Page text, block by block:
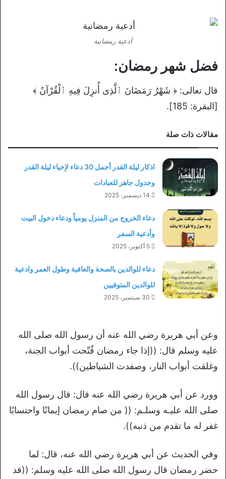
أدعية رمضانية
فضل شهر رمضان:
قال تعالى: ﴿ شَهْرُ رَمَضَانَ ٱلَّذِى أُنزِلَ فِيهِ ٱلْقُرْآنُ ﴾
[البقرة: 185].
مقالات ذات صلة
اذكار ليلة القدر أجمل 30 دعاء لإحياء ليلة القدر
وجدول جاهز للعبادات
14 ديسمبر، 2025
دعاء الخروج من المنزل يومياً ودعاء دخول البيت
وأدعية السفر
5 أكتوبر، 2025
دعاء للوالدين بالصحة والعافية وطول العمر وادعية
للوالدين المتوفيين
30 سبتمبر، 2025
وعن أبي هريرة رضي الله عنه أن رسول الله صلى الله
عليه وسلم قال: ((إذا جاء رمضان فُتّحت أبواب الجنة،
وغلقت أبواب النار، وصفدت الشياطين)).
وورد عن أبي هريرة رضي الله عنه قال: قال رسول الله
صلى الله عليـه وسلـم: (( من صام رمضان إيمانًا واحتسابًا
غفر له ما تقدم من ذنبه)).
وفي الحديث عن أبي هريرة رضي الله عنه، قال: لما
حضر رمضان قال رسول الله صلى الله عليه وسلم: ((قد